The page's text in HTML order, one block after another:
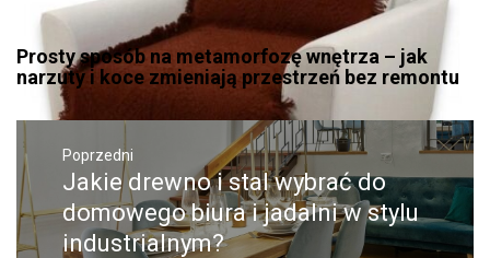
Prosty sposób na metamorfozę wnętrza – jak
narzuty i koce zmieniają przestrzeń bez remontu
Nawigacja
wpisuPoprzedni
Poprzedni
wpis:
Jakie drewno i stal wybrać do
domowego biura i jadalni w stylu
industrialnym?